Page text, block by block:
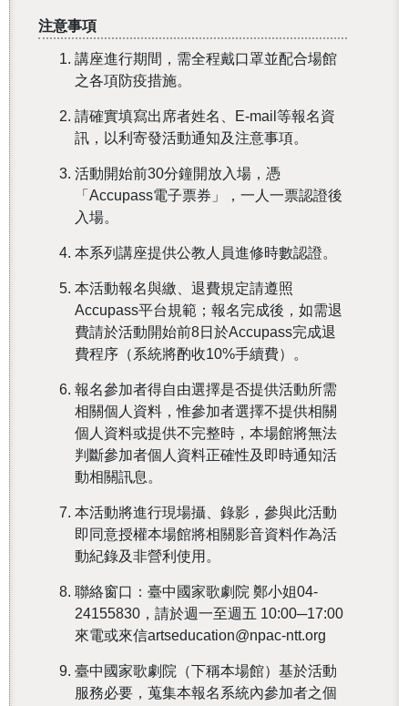
注意事項
講座進行期間，需全程戴口罩並配合場館
之各項防疫措施。
請確實填寫出席者姓名、E-mail等報名資
訊，以利寄發活動通知及注意事項。
活動開始前30分鐘開放入場，憑
「Accupass電子票券」，一人一票認證後
入場。
本系列講座提供公教人員進修時數認證。
本活動報名與繳、退費規定請遵照
Accupass平台規範；報名完成後，如需退
費請於活動開始前8日於Accupass完成退
費程序（系統將酌收10%手續費）。
報名參加者得自由選擇是否提供活動所需
相關個人資料，惟參加者選擇不提供相關
個人資料或提供不完整時，本場館將無法
判斷參加者個人資料正確性及即時通知活
動相關訊息。
本活動將進行現場攝、錄影，參與此活動
即同意授權本場館將相關影音資料作為活
動紀錄及非營利使用。
聯絡窗口：臺中國家歌劇院 鄭小姐04-
24155830，請於週一至週五 10:00─17:00
來電或來信artseducation@npac-ntt.org
臺中國家歌劇院（下稱本場館）基於活動
服務必要，蒐集本報名系統內參加者之個